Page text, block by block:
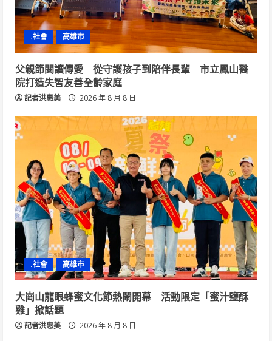
.社會 高雄市
父親節閱讀傳愛 從守護孩子到陪伴長輩 市立鳳山醫
院打造失智友善全齡家庭
記者洪惠美 2026 年 8 月 8 日
.社會 高雄市
大崗山龍眼蜂蜜文化節熱鬧開幕 活動限定「蜜汁鹽酥
雞」掀話題
記者洪惠美 2026 年 8 月 8 日